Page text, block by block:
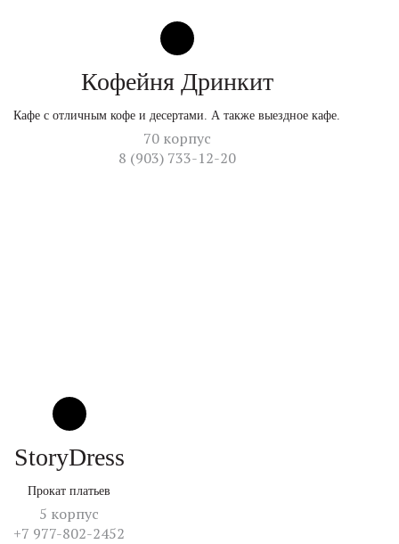
Кофейня Дринкит
Кафе с отличным кофе и десертами. А также выездное кафе.
70 корпус
8 (903) 733-12-20
StoryDress
Прокат платьев
5 корпус
+7 977-802-2452